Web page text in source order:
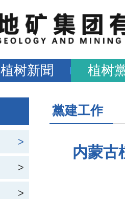
植树新聞 植树
>
>
>
黨建工作
内蒙古